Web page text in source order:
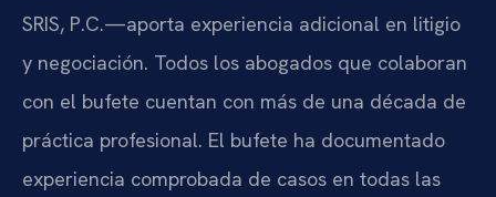
SRIS, P.C.—aporta experiencia adicional en litigio
y negociación. Todos los abogados que colaboran
con el bufete cuentan con más de una década de
práctica profesional. El bufete ha documentado
experiencia comprobada de casos en todas las